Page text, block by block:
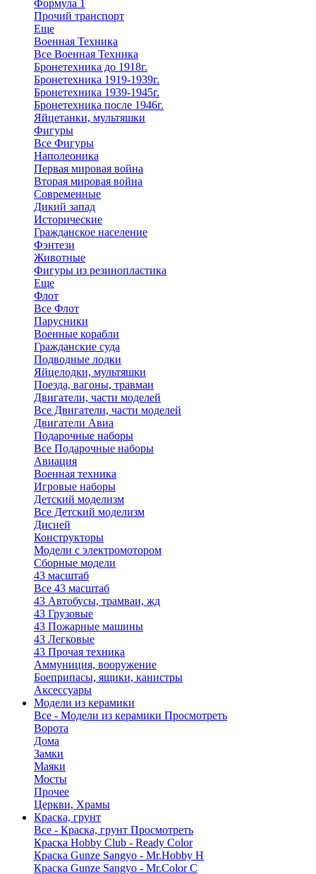
Формула 1
Прочий транспорт
Еще
Военная Техника
Все Военная Техника
Бронетехника до 1918г.
Бронетехника 1919-1939г.
Бронетехника 1939-1945г.
Бронетехника после 1946г.
Яйцетанки, мультяшки
Фигуры
Все Фигуры
Наполеоника
Первая мировая война
Вторая мировая война
Современные
Дикий запад
Исторические
Гражданское население
Фэнтези
Животные
Фигуры из резинопластика
Еще
Флот
Все Флот
Парусники
Военные корабли
Гражданские суда
Подводные лодки
Яйцелодки, мультяшки
Поезда, вагоны, травмаи
Двигатели, части моделей
Все Двигатели, части моделей
Двигатели Авиа
Подарочные наборы
Все Подарочные наборы
Авиация
Военная техника
Игровые наборы
Детский моделизм
Все Детский моделизм
Дисней
Конструкторы
Модели с электромотором
Сборные модели
43 масштаб
Все 43 масштаб
43 Автобусы, трамваи, жд
43 Грузовые
43 Пожарные машины
43 Легковые
43 Прочая техника
Аммуниция, вооружение
Боеприпасы, ящики, канистры
Аксессуары
Модели из керамики
Все - Модели из керамики Просмотреть
Ворота
Дома
Замки
Маяки
Мосты
Прочее
Церкви, Храмы
Краска, грунт
Все - Краска, грунт Просмотреть
Краска Hobby Club - Ready Color
Краска Gunze Sangyo - Mr.Hobby H
Краска Gunze Sangyo - Mr.Color C